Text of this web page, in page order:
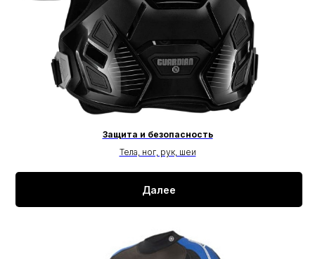
Защита и безопасность
Тела, ног, рук, шеи
Далее